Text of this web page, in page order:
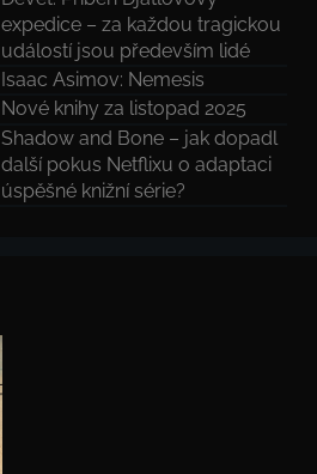
expedice – za každou tragickou
událostí jsou především lidé
Isaac Asimov: Nemesis
Nové knihy za listopad 2025
Shadow and Bone – jak dopadl
další pokus Netflixu o adaptaci
úspěšné knižní série?